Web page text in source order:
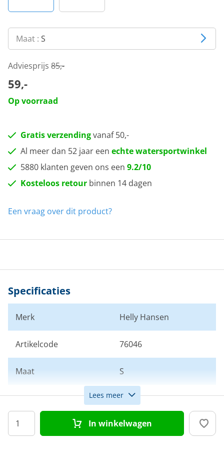
Maat : S
Adviesprijs 85,-
59,-
Op voorraad
Gratis verzendingvanaf 50,-
Al meer dan 52 jaar een echte watersportwinkel
5880 klanten geven ons een 9.2/10
Kosteloos retour binnen 14 dagen
Een vraag over dit product?
Specificaties
Merk Helly Hansen
Artikelcode 76046
Maat S
Kleur Beige
Doelgroep Heren
Lees meer
In winkelwagen